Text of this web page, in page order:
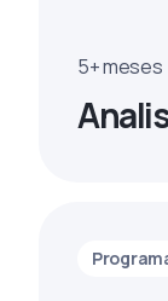
5+ meses